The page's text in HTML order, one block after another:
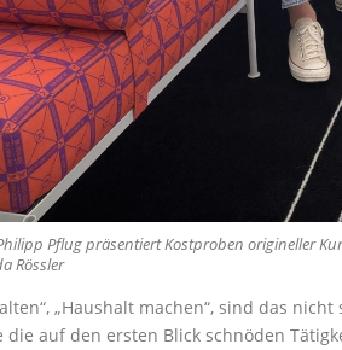
Pflug präsentiert Kostproben origineller
Rössler
„Haushalt machen“, sind das
die auf den ersten Blick schnöden